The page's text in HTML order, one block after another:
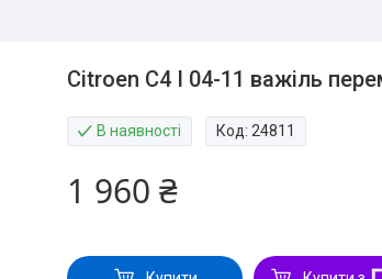
Citroen C4 I 04-11 важіль
В наявності Код: 24811
1 960 ₴